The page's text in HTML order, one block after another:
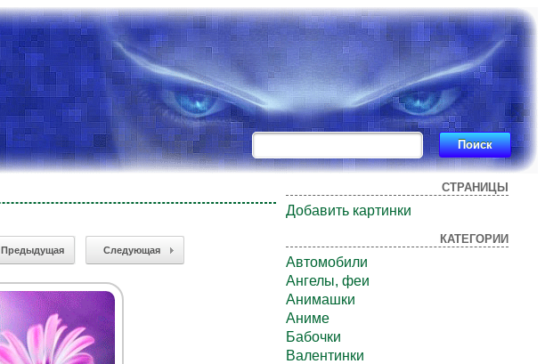
Предыдущая Следующая
СТРАНИЦЫ
Добавить картинки
КАТЕГОРИИ
Автомобили
Ангелы, феи
Анимашки
Аниме
Бабочки
Валентинки